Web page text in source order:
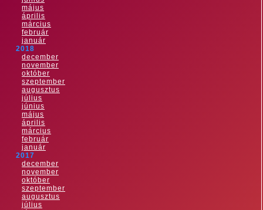
május
április
március
február
január
2018
december
november
október
szeptember
augusztus
július
június
május
április
március
február
január
2017
december
november
október
szeptember
augusztus
július